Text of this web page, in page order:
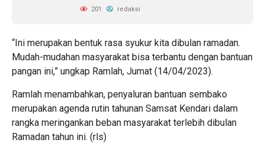
201 redaksi
“Ini merupakan bentuk rasa syukur kita dibulan ramadan.
Mudah-mudahan masyarakat bisa terbantu dengan bantuan
pangan ini,” ungkap Ramlah, Jumat (14/04/2023).
Ramlah menambahkan, penyaluran bantuan sembako
merupakan agenda rutin tahunan Samsat Kendari dalam
rangka meringankan beban masyarakat terlebih dibulan
Ramadan tahun ini. (rls)